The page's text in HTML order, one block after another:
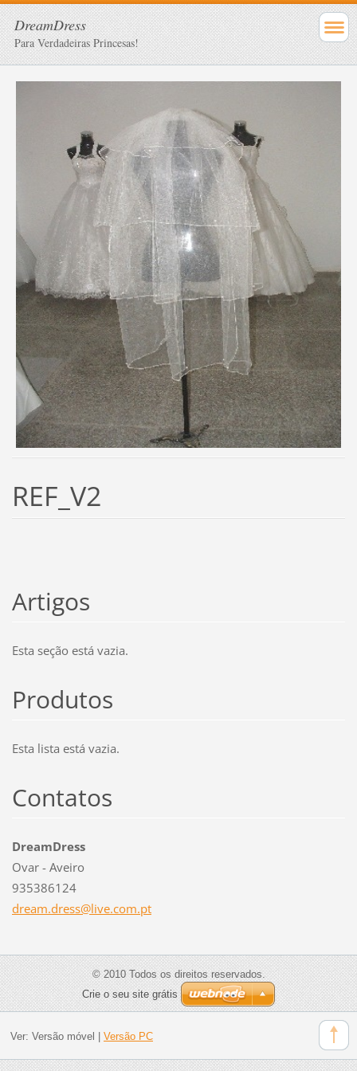
DreamDress
Para Verdadeiras Princesas!
REF_V2
Artigos
Esta seção está vazia.
Produtos
Esta lista está vazia.
Contatos
DreamDress
Ovar - Aveiro
935386124
dream.dress@live.com.pt
© 2010 Todos os direitos reservados.
Crie o seu site grátis
Ver: Versão móvel | Versão PC